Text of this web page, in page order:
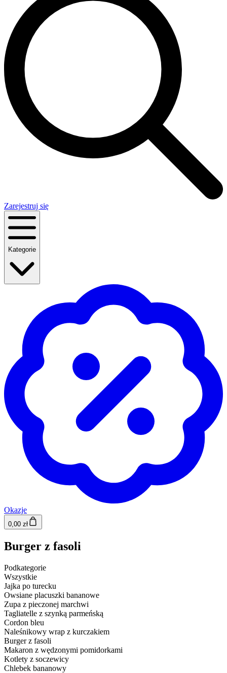
Zarejestruj się
Kategorie
Okazje
0,00 zł
Burger z fasoli
Podkategorie
Wszystkie
Jajka po turecku
Owsiane placuszki bananowe
Zupa z pieczonej marchwi
Tagliatelle z szynką parmeńską
Cordon bleu
Naleśnikowy wrap z kurczakiem
Burger z fasoli
Makaron z wędzonymi pomidorkami
Kotlety z soczewicy
Chlebek bananowy